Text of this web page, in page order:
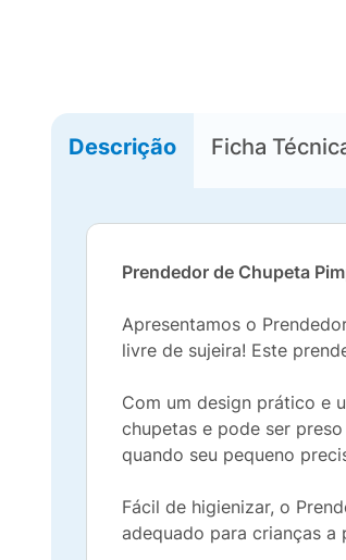
Descrição Ficha
Prendedor de Chupeta
Apresentamos o
livre de sujeira! Este
Com um design prático e
chupetas e pode ser
quando seu pequeno
Fácil de higienizar, o
adequado para crianças a